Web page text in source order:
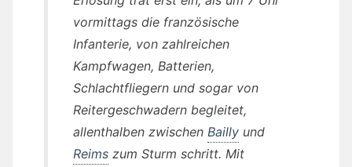
vormittags die französische
Infanterie, von zahlreichen
Kampfwagen, Batterien,
Schlachtfliegern und sogar von
Reitergeschwadern begleitet,
allenthalben zwischen Bailly und
Reims zum Sturm schritt. Mit